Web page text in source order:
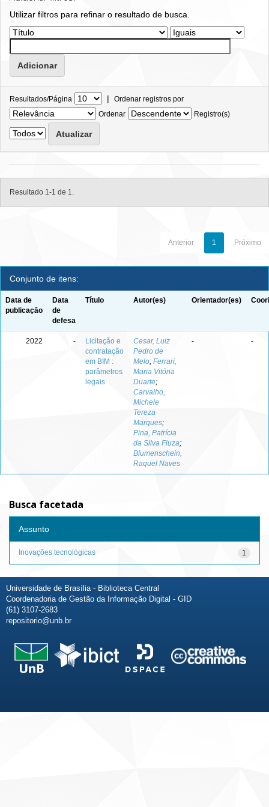
Utilizar filtros para refinar o resultado de busca.
Resultados/Página | Ordenar registros por
Ordenar
Registro(s)
Resultado 1-1 de 1.
Anterior 1 Próximo
Conjunto de itens:
Data de
publicação
Data
de
defesa
Título Autor(es) Orientador(es)
2022 -
Licitação e
contratação
em BIM :
parâmetros
legais
Cesar, Luiz
Pedro de
Melo; Ferrari,
Maria Vitória
Duarte;
Carvalho,
Michele
Tereza
Marques;
Pina, Patrícia
da Silva Fiuza;
Blumenschein,
Raquel Naves
- -
Busca facetada
Assunto
1
Inovações tecnológicas
Universidade de Brasília - Biblioteca Central
Coordenadoria de Gestão da Informação Digital - GID
(61) 3107-2683
repositorio@unb.br